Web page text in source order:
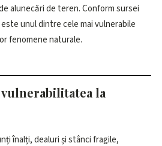
alunecări de teren. Conform sursei
unul dintre cele mai vulnerabile
fenomene naturale.
la
înalți, dealuri și stânci fragile,